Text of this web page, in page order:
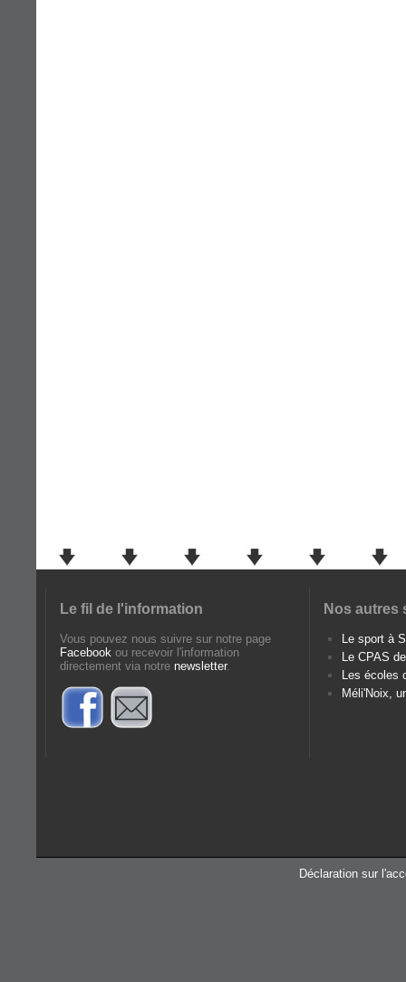
Le fil de l'information
Vous pouvez nous suivre sur notre page
Facebook ou recevoir l'information
directement via notre newsletter.
Nos autres
Le sport à
Le CPAS
Les écoles
Méli'Noix,
Déclaration sur